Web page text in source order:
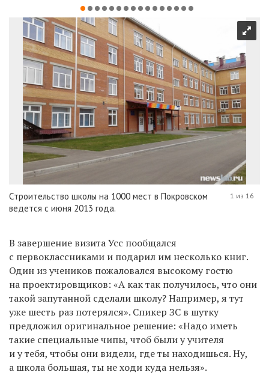
Cтроительство школы на 1000 мест в Покровском
ведется с июня 2013 года.
1 из 16
В завершение визита Усс пообщался
с первоклассниками и подарил им несколько книг.
Один из учеников пожаловался высокому гостю
на проектировщиков: «А как так получилось, что они
такой запутанной сделали школу? Например, я тут
уже шесть раз потерялся». Спикер ЗС в шутку
предложил оригинальное решение: «Надо иметь
такие специальные чипы, чтоб были у учителя
и у тебя, чтобы они видели, где ты находишься. Ну,
а школа большая, ты не ходи куда нельзя».